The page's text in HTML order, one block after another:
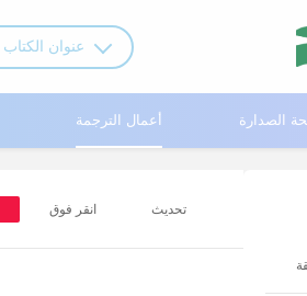
عنوان الكتاب
الصدارة أعمال الترجمة
تحديث انقر فوق